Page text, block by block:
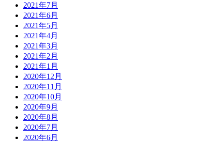
2021年7月
2021年6月
2021年5月
2021年4月
2021年3月
2021年2月
2021年1月
2020年12月
2020年11月
2020年10月
2020年9月
2020年8月
2020年7月
2020年6月